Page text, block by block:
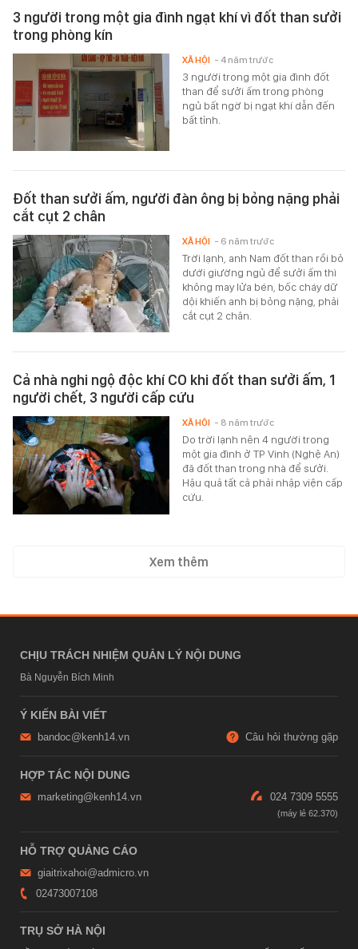
3 người trong một gia đình ngạt khí vì đốt than sưởi
trong phòng kín
3 người trong một gia đình đốt
than để sưởi ấm trong phòng
ngủ bất ngờ bị ngạt khí dẫn đến
bất tỉnh.
XÃ HỘI - 4 năm trước
Đốt than sưởi ấm, người đàn ông bị bỏng nặng phải
cắt cụt 2 chân
Trời lạnh, anh Nam đốt than rồi bỏ
dưới giường ngủ để sưởi ấm thì
không may lửa bén, bốc cháy dữ
dội khiến anh bị bỏng nặng, phải
cắt cụt 2 chân.
XÃ HỘI - 6 năm trước
Cả nhà nghi ngộ độc khí CO khi đốt than sưởi ấm, 1
người chết, 3 người cấp cứu
Do trời lạnh nên 4 người trong
một gia đình ở TP Vinh (Nghệ An)
đã đốt than trong nhà để sưởi.
Hậu quả tất cả phải nhập viện cấp
cứu.
XÃ HỘI - 8 năm trước
Xem thêm
CHỊU TRÁCH NHIỆM QUẢN LÝ NỘI DUNG
Bà Nguyễn Bích Minh
Ý KIẾN BÀI VIẾT
bandoc@kenh14.vn Câu hỏi thường gặp
HỢP TÁC NỘI DUNG
marketing@kenh14.vn 024 7309 5555
HỖ TRỢ QUẢNG CÁO
giaitrixahoi@admicro.vn
02473007108
TRỤ SỞ HÀ NỘI